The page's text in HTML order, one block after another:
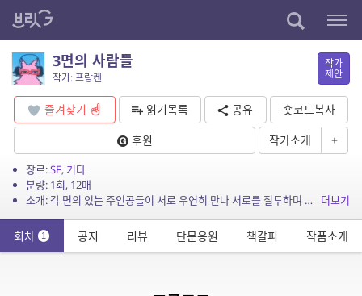
3면의 사람들
작가: 프랑켄
작가
제안
즐겨찾기 읽기목록 공유
숏코드복사
후원
작가소개 +
장르:SF, 기타
분량: 1회, 12매
소개: 각 면의 있는 주인공들이 서로 우연히 만나 서로를 질투하며 성장하는 과정
더보기
회차 1 공지 리뷰 단문응원 책갈피 작품소개